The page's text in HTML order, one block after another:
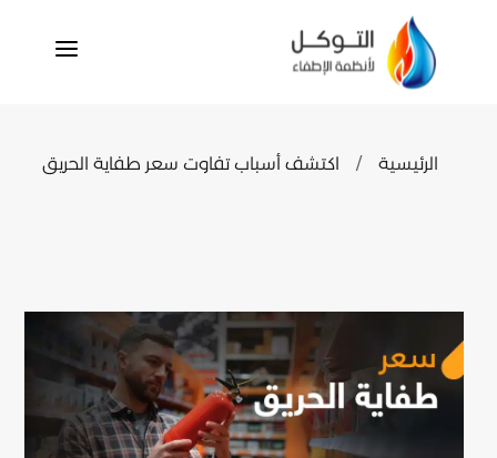
a
الرئيسية / اكتشف أسباب تفاوت سعر طفاية الحريق